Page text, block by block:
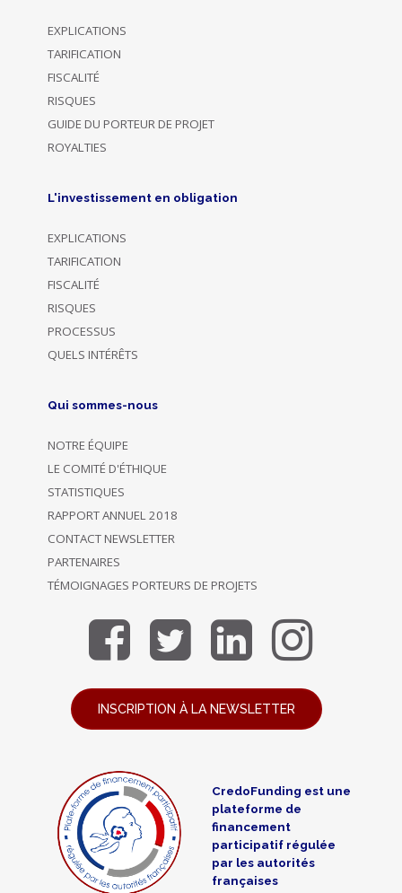
EXPLICATIONS
TARIFICATION
FISCALITÉ
RISQUES
GUIDE DU PORTEUR DE PROJET
ROYALTIES
L'investissement en obligation
EXPLICATIONS
TARIFICATION
FISCALITÉ
RISQUES
PROCESSUS
QUELS INTÉRÊTS
Qui sommes-nous
NOTRE ÉQUIPE
LE COMITÉ D'ÉTHIQUE
STATISTIQUES
RAPPORT ANNUEL 2018
CONTACT NEWSLETTER
PARTENAIRES
TÉMOIGNAGES PORTEURS DE PROJETS
INSCRIPTION À LA NEWSLETTER
CredoFunding est une
plateforme de
financement
participatif régulée
par les autorités
françaises